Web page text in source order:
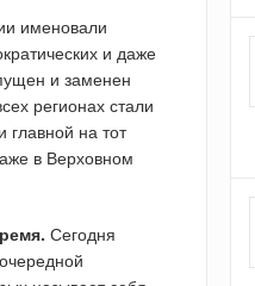
именовали
и даже
и заменен
регионах стали
на тот
в Верховном
Сегодня